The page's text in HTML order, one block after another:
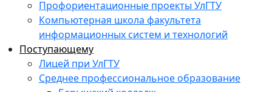
Профориентационные проекты УлГТУ
Компьютерная школа факультета
информационных систем и технологий
Поступающему
Лицей при УлГТУ
Среднее профессиональное образование